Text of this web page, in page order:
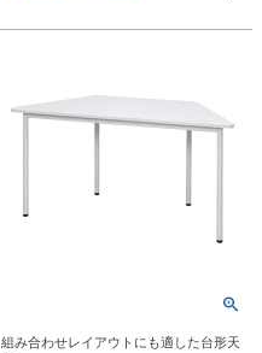
組み合わせレイアウトにも適した台形天